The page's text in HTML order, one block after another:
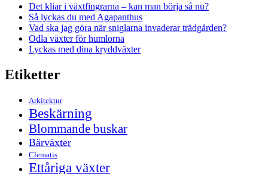
Det kliar i växtfingrarna – kan man börja så nu?
Så lyckas du med Agapanthus
Vad ska jag göra när sniglarna invaderar trädgården?
Odla växter för humlorna
Lyckas med dina kryddväxter
Etiketter
Arkitektur
Beskärning
Blommande buskar
Bärväxter
Clematis
Ettåriga växter